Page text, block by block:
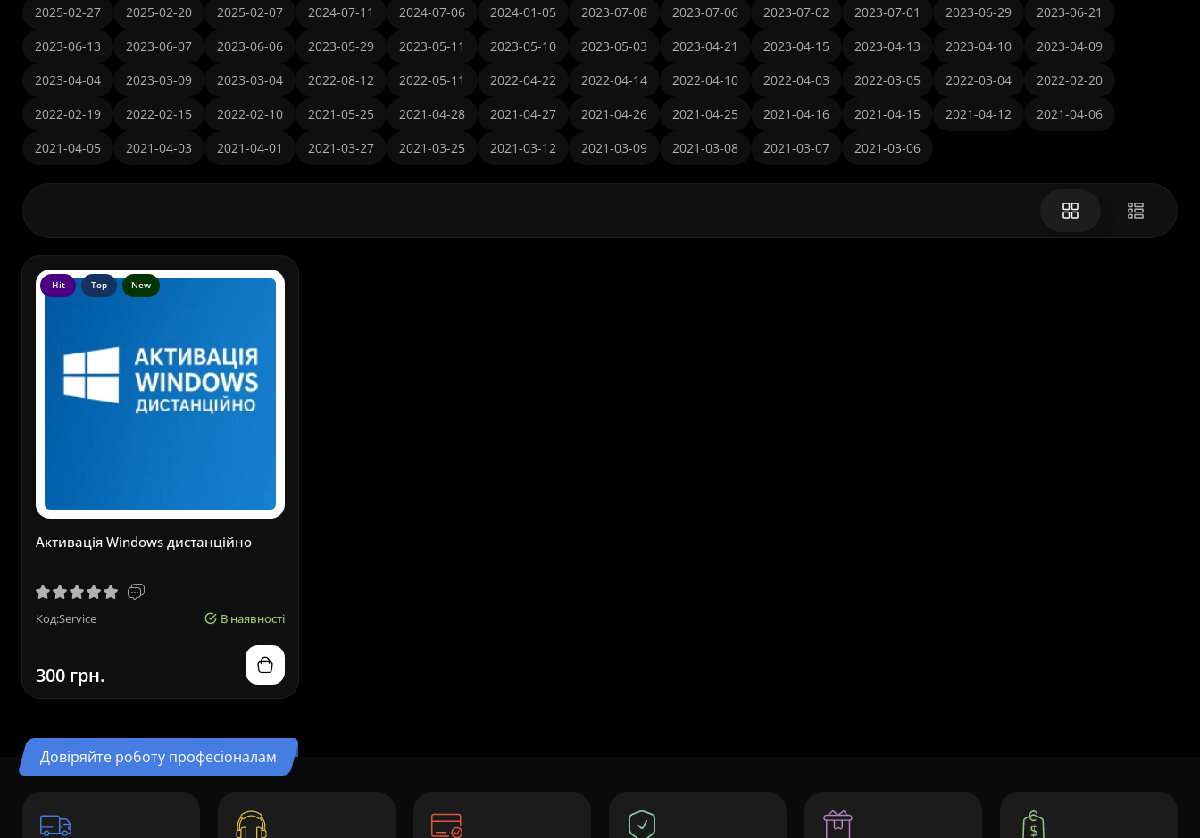
2025-02-27
2025-02-20 2025-02-07 2024-07-11 2024-07-06 2024-01-05 2023-07-08 2023-07-06 2023-07-02 2023-07-01 2023-06-29
2023-06-21
2023-06-13
2023-06-07 2023-06-06 2023-05-29 2023-05-11 2023-05-10 2023-05-03 2023-04-21 2023-04-15 2023-04-13 2023-04-10
2023-04-09
2023-04-04
2023-03-09 2023-03-04 2022-08-12 2022-05-11 2022-04-22 2022-04-14 2022-04-10 2022-04-03 2022-03-05 2022-03-04
2022-02-20
2022-02-19
2022-02-15 2022-02-10 2021-05-25 2021-04-28 2021-04-27 2021-04-26 2021-04-25 2021-04-16 2021-04-15 2021-04-12
2021-04-06
2021-04-05
2021-04-03 2021-04-01 2021-03-27 2021-03-25 2021-03-12 2021-03-09 2021-03-08 2021-03-07 2021-03-06
Hit Top New
Активація Windows дистанційно
Код:Service В наявності
300 грн.
Довіряйте роботу професіоналам